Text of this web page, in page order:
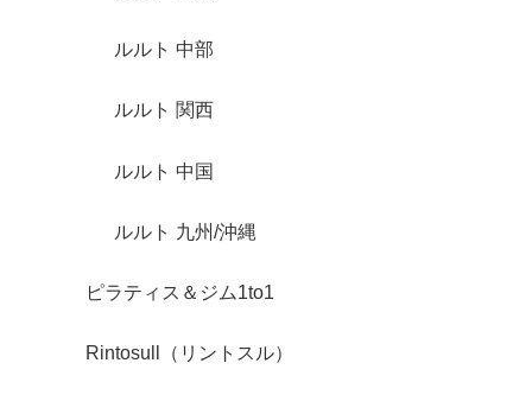
ルルト 中部
ルルト 関西
ルルト 中国
ルルト 九州/沖縄
ピラティス＆ジム1to1
Rintosull（リントスル）